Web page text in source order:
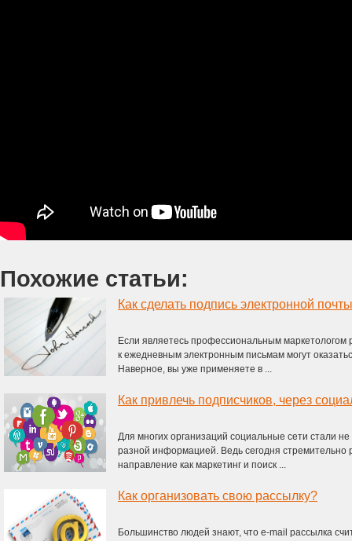
Похожие статьи:
Как сделать подпись электронной
Если являетесь профессиональным маркетологом
к ежедневным электронным письмам могут
Наверное, вы уже применяете в ...
Как привлечь подписчиков, через
Для многих организаций социальные сети стали
разной информацией. Ведь сегодня стремительно
направление как маркетинг и поиск ...
Как организовать свою рассылку?
Большинство людей знают, что e-mail рассылка